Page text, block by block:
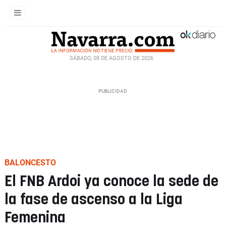
SÁBADO, 08 DE AGOSTO DE 2026
BALONCESTO
El FNB Ardoi ya conoce la sede de
la fase de ascenso a la Liga
Femenina